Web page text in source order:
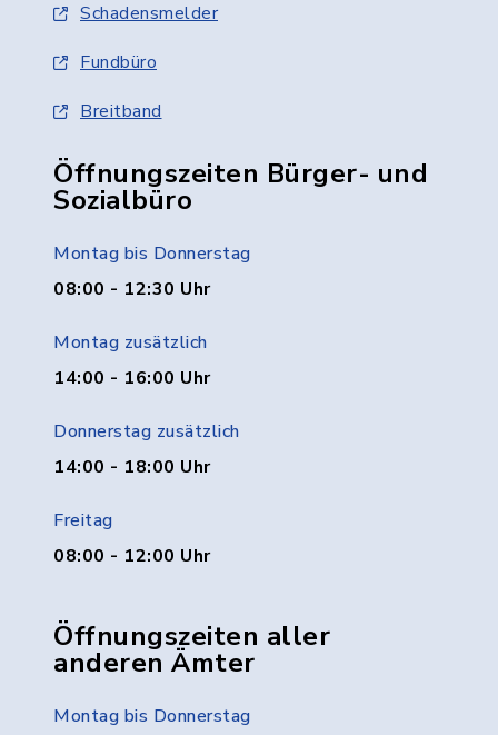
Schadensmelder
Fundbüro
Breitband
Öffnungszeiten Bürger- und
Sozialbüro
Montag bis Donnerstag
08:00 - 12:30 Uhr
Montag zusätzlich
14:00 - 16:00 Uhr
Donnerstag zusätzlich
14:00 - 18:00 Uhr
Freitag
08:00 - 12:00 Uhr
Öffnungszeiten aller
anderen Ämter
Montag bis Donnerstag